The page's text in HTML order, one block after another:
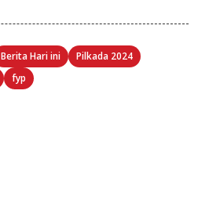
Berita Hari ini
Pilkada 2024
fyp